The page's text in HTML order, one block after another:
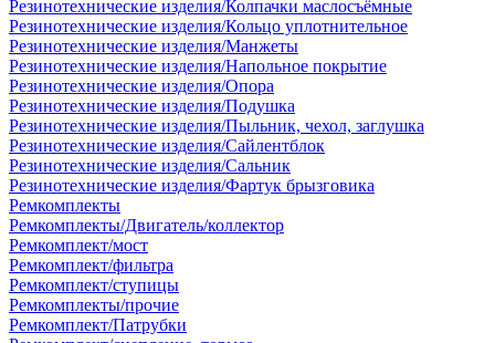
Резинотехнические изделия/Колпачки маслосъёмные
Резинотехнические изделия/Кольцо уплотнительное
Резинотехнические изделия/Манжеты
Резинотехнические изделия/Напольное покрытие
Резинотехнические изделия/Опора
Резинотехнические изделия/Подушка
Резинотехнические изделия/Пыльник, чехол, заглушка
Резинотехнические изделия/Сайлентблок
Резинотехнические изделия/Сальник
Резинотехнические изделия/Фартук брызговика
Ремкомплекты
Ремкомплекты/Двигатель/коллектор
Ремкомплект/мост
Ремкомплект/фильтра
Ремкомплект/ступицы
Ремкомплекты/прочие
Ремкомплект/Патрубки